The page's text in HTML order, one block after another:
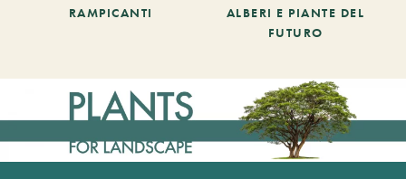
RAMPICANTI
ALBERI E PIANTE DEL
FUTURO